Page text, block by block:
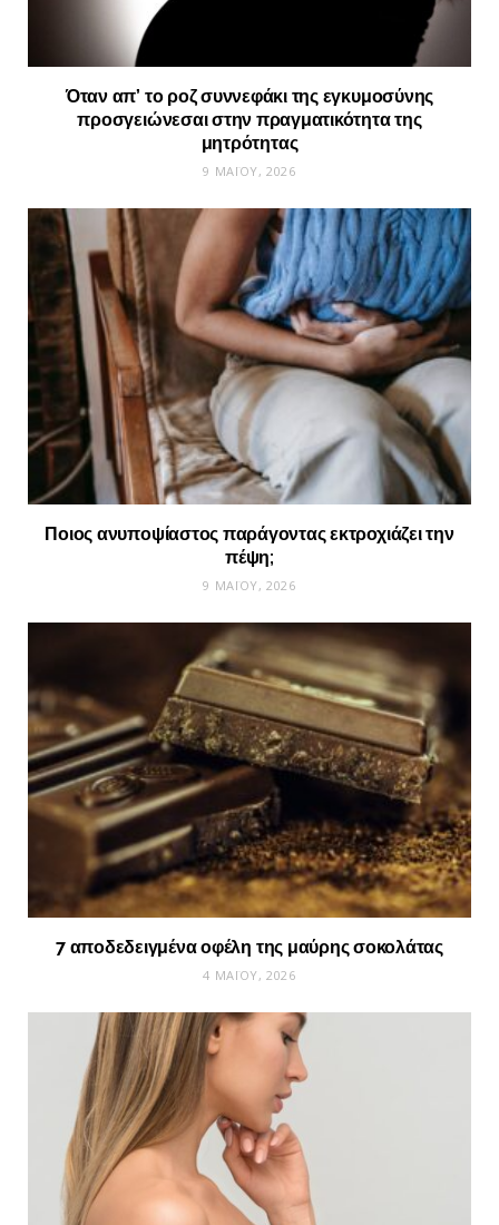
Όταν απ’ το ροζ συννεφάκι της εγκυμοσύνης
προσγειώνεσαι στην πραγματικότητα της
μητρότητας
9 ΜΑΪ́ΟΥ, 2026
Ποιος ανυποψίαστος παράγοντας εκτροχιάζει την
πέψη;
9 ΜΑΪ́ΟΥ, 2026
7 αποδεδειγμένα οφέλη της μαύρης σοκολάτας
4 ΜΑΪ́ΟΥ, 2026